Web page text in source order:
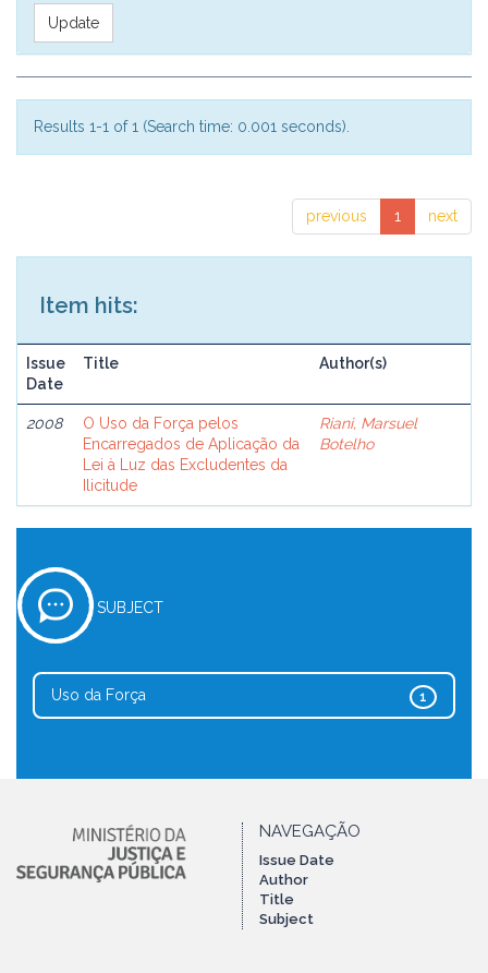
Results 1-1 of 1 (Search time: 0.001 seconds).
previous 1 next
Item hits:
Issue
Date
Title Author(s)
2008
O Uso da Força pelos
Encarregados de Aplicação da
Lei à Luz das Excludentes da
Ilicitude
Riani, Marsuel
Botelho
SUBJECT
1
Uso da Força
NAVEGAÇÃO
Issue Date
Author
Title
Subject